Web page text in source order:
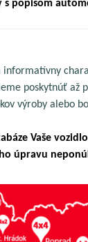
s popisom
poskytnúť až
výroby alebo
Vaše
úpravu